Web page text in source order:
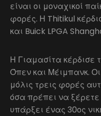
είναι οι μοναχικοί
φορές. Η Thitikul
και Buick LPGA
Η Γιαμασίτα κέρδισε
Όπεν και Μέιμπανκ.
μόλις τρεις φορές
όσα πρέπει να
υπάρξει ένας 30ος